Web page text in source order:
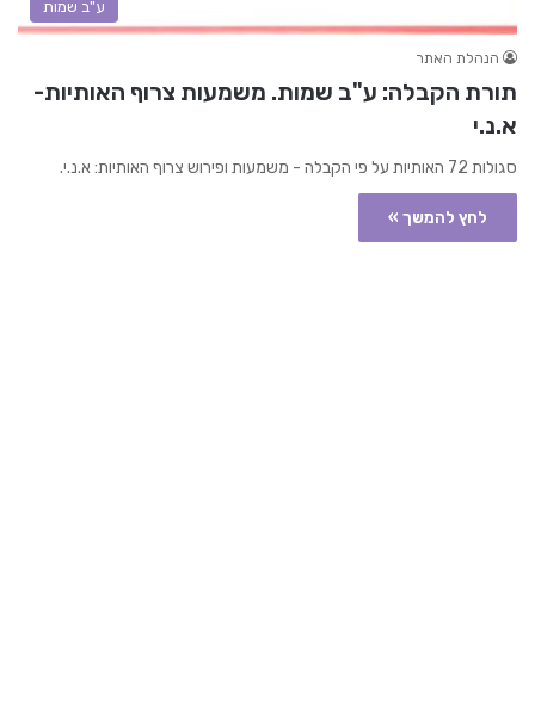
ע"ב שמות
הנהלת האתר
תורת הקבלה: ע"ב שמות. משמעות צרוף האותיות-
א.נ.י
סגולות 72 האותיות על פי הקבלה - משמעות ופירוש צרוף האותיות: א.נ.י.
לחץ להמשך »